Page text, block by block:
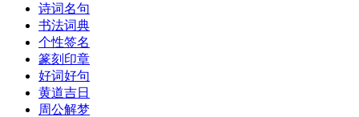
诗词名句
书法词典
个性签名
篆刻印章
好词好句
黄道吉日
周公解梦